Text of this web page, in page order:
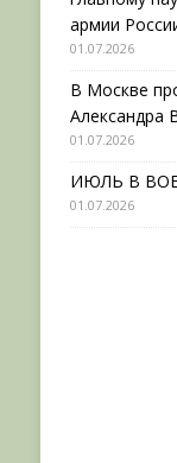
армии
01.07.2026
В Москве
Александра
01.07.2026
ИЮЛЬ В
01.07.2026